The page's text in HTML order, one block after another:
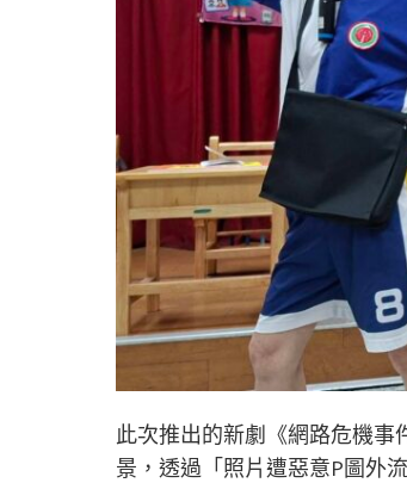
此次推出的新劇《網路危機事
景，透過「照片遭惡意P圖外